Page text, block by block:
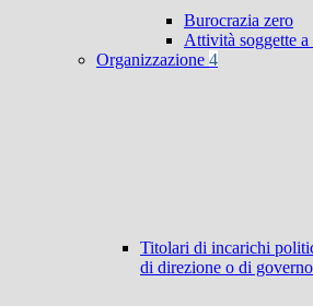
Burocrazia zero
Attività soggette
Organizzazione 4
Titolari di incarichi
di direzione o di governo